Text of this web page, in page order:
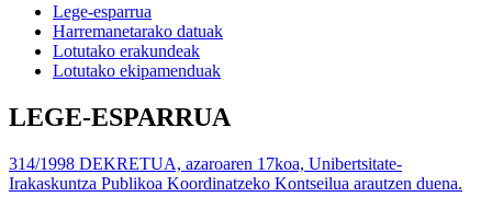
Lege-esparrua
Harremanetarako datuak
Lotutako erakundeak
Lotutako ekipamenduak
LEGE-ESPARRUA
314/1998 DEKRETUA, azaroaren 17koa, Unibertsitate-
Irakaskuntza Publikoa Koordinatzeko Kontseilua arautzen duena.